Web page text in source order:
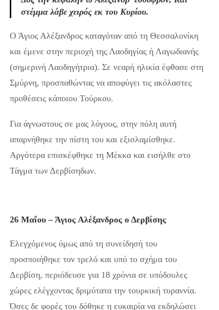
στέμμα λάβε χειρός εκ του Kυρίου.
Ο Άγιος Αλέξανδρος καταγόταν από τη Θεσσαλονίκη
και έμενε στην περιοχή της Λαοδηγίας ή Λαγωδιανής
(σημερινή Λαοδηγήτρια). Σε νεαρή ηλικία έφθασε στη
Σμύρνη, προσπαθώντας να αποφύγει τις ακόλαστες
προθέσεις κάποιου Τούρκου.
Για άγνωστους σε μας λόγους, στην πόλη αυτή
απαρνήθηκε την πίστη του και εξισλαμίσθηκε.
Αργότερα επισκέφθηκε τη Μέκκα και εισήλθε στο
Τάγμα των Δερβίσηδων.
26 Μαΐου – Άγιος Αλέξανδρος ο Δερβίσης
Ελεγχόμενος όμως από τη συνείδησή του
προσποιήθηκε τον τρελό και υπό το σχήμα του
Δερβίση, περιόδευσε για 18 χρόνια σε υπόδουλες
χώρες ελέγχοντας δριμύτατα την τουρκική τυραννία.
Όσες δε φορές του δόθηκε η ευκαιρία να εκδηλώσει